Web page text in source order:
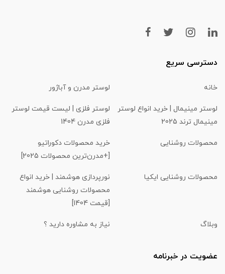
دسترسی سریع
خانه لوستر مدرن و آباژور
لوستر مینیمال | خرید انواع لوستر
مینیمال ترند 2025
لوستر فلزی | لیست قیمت لوستر
فلزی مدرن 1404
محصولات روشنایی
خرید محصولات دکوراتیو
[+مدرن‌ترین محصولات 2025]
محصولات روشنایی ایکیا
نورپردازی هوشمند | خرید انواع
محصولات روشنایی هوشمند
[قیمت 1404]
وبلاگ نیاز به مشاوره دارید ؟
عضویت در خبرنامه